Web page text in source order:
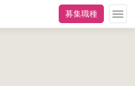
募集職種